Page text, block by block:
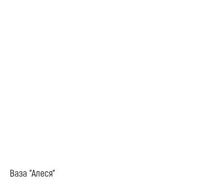
Ваза "Алеся"